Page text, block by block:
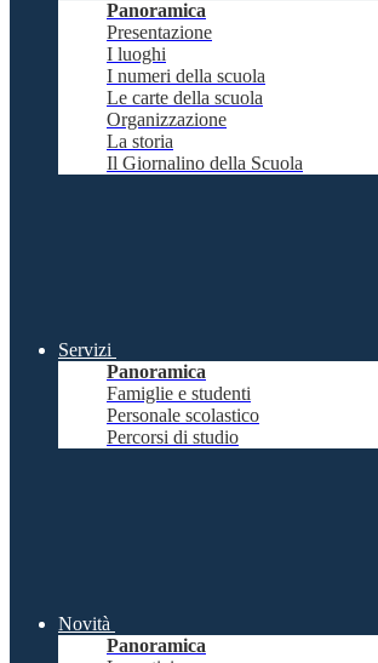
Panoramica
Presentazione
I luoghi
I numeri della scuola
Le carte della scuola
Organizzazione
La storia
Il Giornalino della Scuola
Servizi
Panoramica
Famiglie e studenti
Personale scolastico
Percorsi di studio
Novità
Panoramica